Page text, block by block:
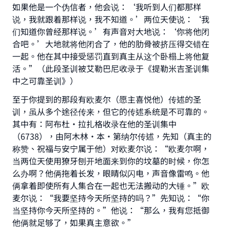
如果他是一个伪信者，他会说：‘我听到人们都那样
说，我就跟着那样说，我不知道。’两位天使说：‘我
们知道你曾经那样说。’有声音对大地说：‘你将他闭
合吧。’大地就将他闭合了，他的肋骨被挤压得交错在
一起。他在其中接受惩罚直到真主从这个卧榻上将他复
活。”（此段圣训被艾勒巴尼收录于《提勒米吉圣训集
中之可靠圣训》）
至于你提到的那段有欧麦尔（愿主喜悦他）传述的圣
训，虽从多个途径传来，但它的传述系统是不可靠的。
其中有：阿布杜·拉扎格收录在他的圣训集中
（6738），由阿木林·本·第纳尔传述，先知（真主的
称赞、祝福与安宁属于他）对欧麦尔说：“欧麦尔啊，
当两位天使用獠牙刨开地面来到你的坟墓的时候，你怎
么办啊？他俩拖着长发，眼睛似闪电，声音像雷鸣。他
俩拿着即使所有人集合在一起也无法搬动的大锤。”欧
麦尔说：“我要坚持今天所坚持的吗？”先知说：“你
当坚持你今天所坚持的。”他说：“那么，我有您抵御
他俩就足够了，如果真主意欲。”
Make an impact on millions of lives
with your contribution today
Your support is crucial for our mission.